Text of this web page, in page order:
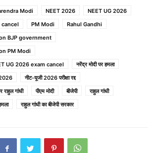
Modi NEET 2026
NEET UG 2026
cancel
PM Modi
Rahul Gandhi
BJP government
PM Modi
UG 2026 exam cancel
नरेंद्र मोदी पर हमला
नीट-यूजी 2026 परीक्षा रद्द
राहुल गांधी
पीएम मोदी बीजेपी
राहुल गांधी
राहुल गांधी का बीजेपी सरकार